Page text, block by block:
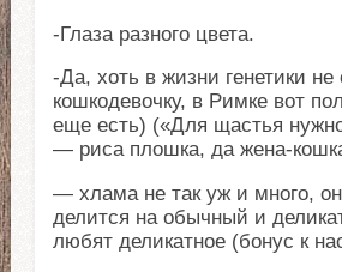
-Глаза разного цвета.
-Да, хоть в жизни генетики не
кошкодевочку, в Римке вот
еще есть) («Для щастья
— риса плошка, да жена-
— хлама не так уж и много,
делится на обычный и
любят деликатное (бонус к